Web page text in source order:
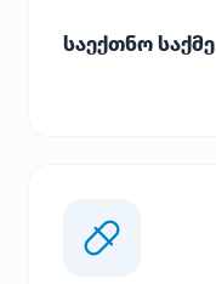
საექთნო საქმე